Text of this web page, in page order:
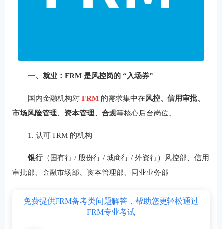
一、就业：FRM 是风控岗的 “入场券”
国内金融机构对 FRM的需求集中在风控、信用审批、
市场风险管理、资本管理、合规等核心后台岗位。
1. 认可 FRM 的机构
银行（国有行 / 股份行 / 城商行 / 外资行）风控部、信用
审批部、金融市场部、资本管理部、同业业务部
免费提供FRM备考类问题解答，帮助您更轻松通过
FRM专业考试